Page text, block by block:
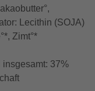
Lecithin (SOJA)
Zimt°*
37%